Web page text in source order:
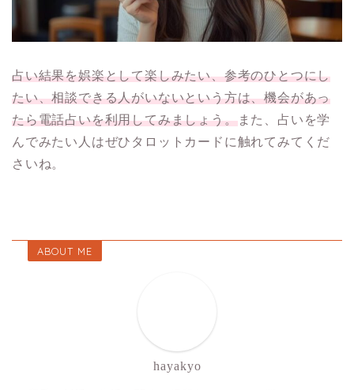
占い結果を娯楽として楽しみたい、参考のひとつにし
たい、相談できる人がいないという方は、機会があっ
たら電話占いを利用してみましょう。また、占いを学
んでみたい人はぜひタロットカードに触れてみてくだ
さいね。
ABOUT ME
hayakyo